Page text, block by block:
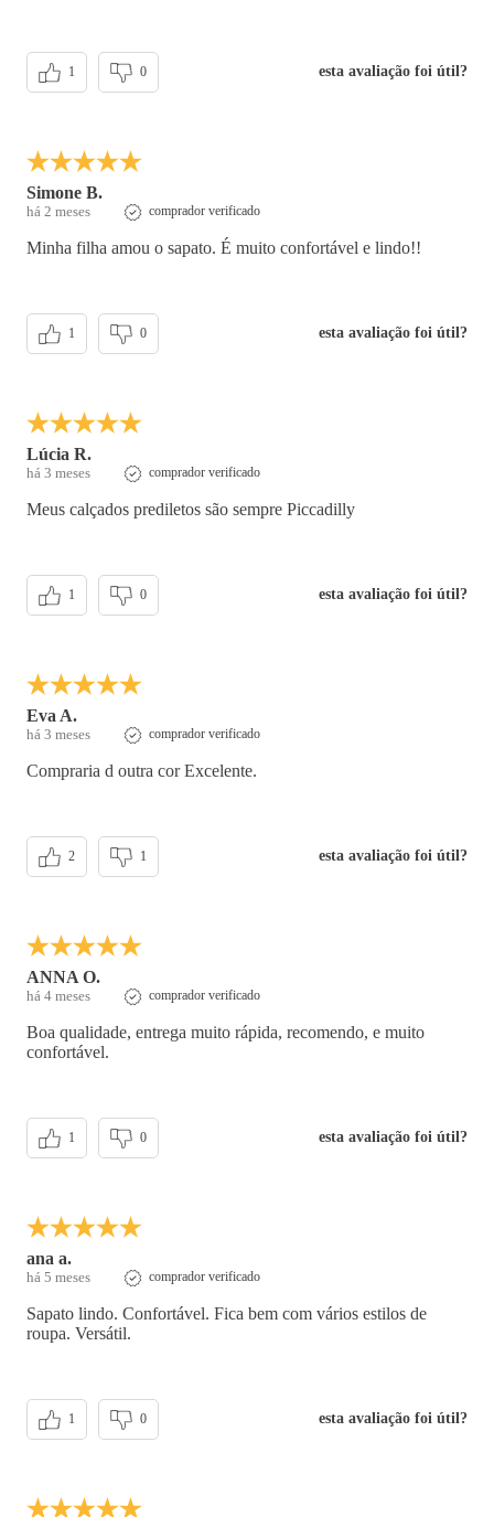
esta avaliação foi útil?
1 0
Simone B.
há 2 meses comprador verificado
Minha filha amou o sapato. É muito confortável e lindo!!
esta avaliação foi útil?
1 0
Lúcia R.
há 3 meses comprador verificado
Meus calçados prediletos são sempre Piccadilly
esta avaliação foi útil?
1 0
Eva A.
há 3 meses comprador verificado
Compraria d outra cor Excelente.
esta avaliação foi útil?
2 1
ANNA O.
há 4 meses comprador verificado
Boa qualidade, entrega muito rápida, recomendo, e muito
confortável.
esta avaliação foi útil?
1 0
ana a.
há 5 meses comprador verificado
Sapato lindo. Confortável. Fica bem com vários estilos de
roupa. Versátil.
esta avaliação foi útil?
1 0